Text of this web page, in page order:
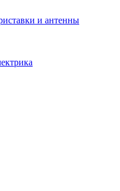
и антенны